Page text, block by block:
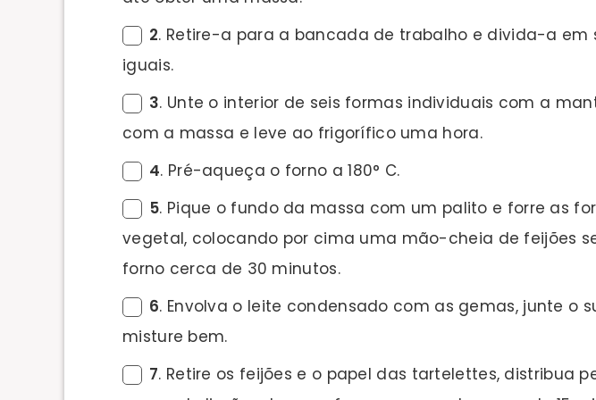
2. Retire-a para a bancada de trabalho e divida-a em
iguais.
3. Unte o interior de seis formas individuais com a
com a massa e leve ao frigorífico uma hora.
4. Pré-aqueça o forno a 180° C.
5. Pique o fundo da massa com um palito e forre as
vegetal, colocando por cima uma mão-cheia de feijões
forno cerca de 30 minutos.
6. Envolva o leite condensado com as gemas, junte o
misture bem.
7. Retire os feijões e o papel das tartelettes, distribua